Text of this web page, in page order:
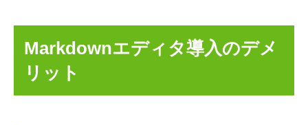
Markdownエディタ導入のデメ
リット